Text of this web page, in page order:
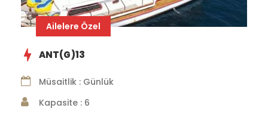
Ailelere Özel
ANT(G)13
Müsaitlik : Günlük
Kapasite : 6